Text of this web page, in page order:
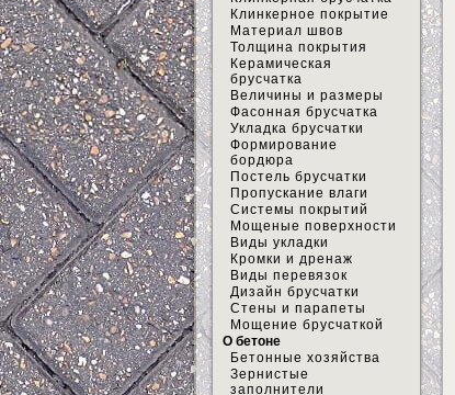
Клинкерное покрытие
Материал швов
Толщина покрытия
Керамическая
брусчатка
Величины и размеры
Фасонная брусчатка
Укладка брусчатки
Формирование
бордюра
Постель брусчатки
Пропускание влаги
Системы покрытий
Мощеные поверхности
Виды укладки
Кромки и дренаж
Виды перевязок
Дизайн брусчатки
Стены и парапеты
Мощение брусчаткой
О бетоне
Бетонные хозяйства
Зернистые
заполнители